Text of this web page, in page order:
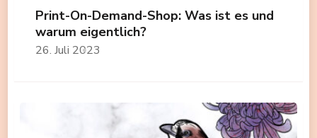
Print-On-Demand-Shop: Was ist es und
warum eigentlich?
26. Juli 2023